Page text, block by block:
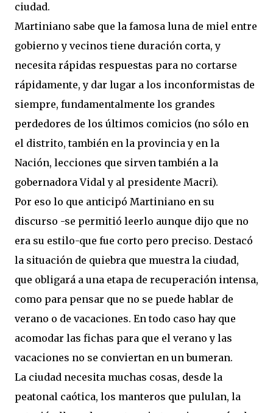
ciudad.
Martiniano sabe que la famosa luna de miel entre
gobierno y vecinos tiene duración corta, y
necesita rápidas respuestas para no cortarse
rápidamente, y dar lugar a los inconformistas de
siempre, fundamentalmente los grandes
perdedores de los últimos comicios (no sólo en
el distrito, también en la provincia y en la
Nación, lecciones que sirven también a la
gobernadora Vidal y al presidente Macri).
Por eso lo que anticipó Martiniano en su
discurso -se permitió leerlo aunque dijo que no
era su estilo-que fue corto pero preciso. Destacó
la situación de quiebra que muestra la ciudad,
que obligará a una etapa de recuperación intensa,
como para pensar que no se puede hablar de
verano o de vacaciones. En todo caso hay que
acomodar las fichas para que el verano y las
vacaciones no se conviertan en un bumeran.
La ciudad necesita muchas cosas, desde la
peatonal caótica, los manteros que pululan, la